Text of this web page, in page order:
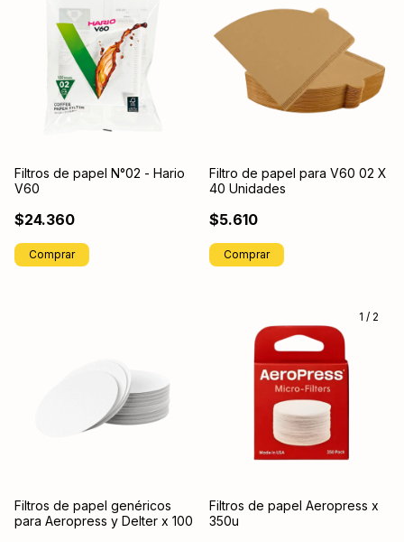
Filtros de papel N°02 - Hario
V60
$24.360
Comprar
Filtro de papel para V60 02 X
40 Unidades
$5.610
Filtros de papel genéricos
para Aeropress y Delter x 100
1 / 2
Filtros de papel Aeropress x
350u